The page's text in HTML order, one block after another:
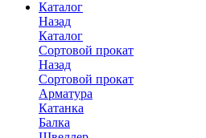
Каталог
Назад
Каталог
Сортовой прокат
Назад
Сортовой прокат
Арматура
Катанка
Балка